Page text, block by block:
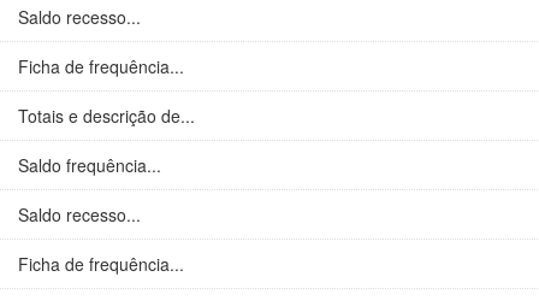
Saldo recesso...
Ficha de frequência...
Totais e descrição de...
Saldo frequência...
Saldo recesso...
Ficha de frequência...